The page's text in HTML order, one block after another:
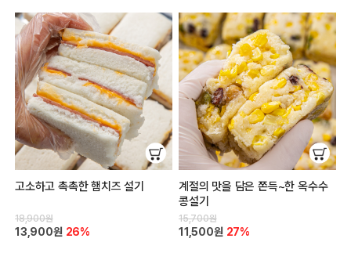
고소하고 촉촉한 햄치즈 설기
18,900원
13,900원 26%
계절의 맛을 담은 쫀득~한 옥수수
콩설기
15,700원
11,500원 27%